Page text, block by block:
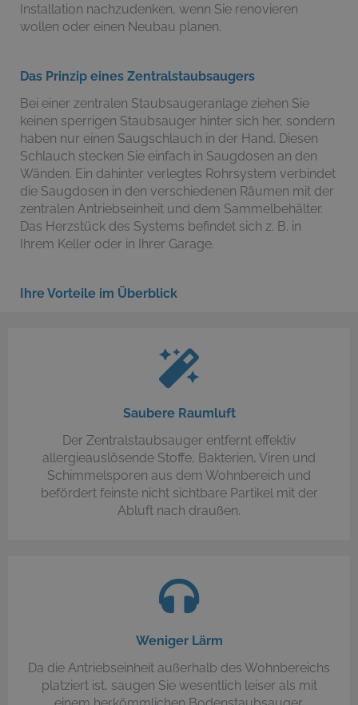
Installation nachzudenken, wenn Sie renovieren
wollen oder einen Neubau planen.
Das Prinzip eines Zentralstaubsaugers
Bei einer zentralen Staubsaugeranlage ziehen Sie
keinen sperrigen Staubsauger hinter sich her, sondern
haben nur einen Saugschlauch in der Hand. Diesen
Schlauch stecken Sie einfach in Saugdosen an den
Wänden. Ein dahinter verlegtes Rohrsystem verbindet
die Saugdosen in den verschiedenen Räumen mit der
zentralen Antriebseinheit und dem Sammelbehälter.
Das Herzstück des Systems befindet sich z. B. in
Ihrem Keller oder in Ihrer Garage.
Ihre Vorteile im Überblick
Saubere Raumluft
Der Zentralstaubsauger entfernt effektiv
allergieauslösende Stoffe, Bakterien, Viren und
Schimmelsporen aus dem Wohnbereich und
befördert feinste nicht sichtbare Partikel mit der
Abluft nach draußen.
Weniger Lärm
Da die Antriebseinheit außerhalb des Wohnbereichs
platziert ist, saugen Sie wesentlich leiser als mit